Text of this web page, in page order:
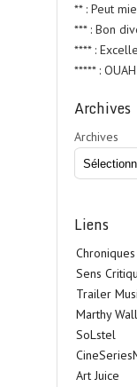
** : Peut
*** : Bon
**** :
***** :
Archives
Archives
Liens
Sens
Trailer
Marthy Wall
SoLstel
Art Juice